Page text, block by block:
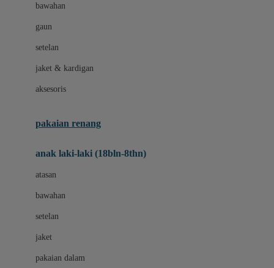
Brush Baby
Buggygear
Bumkins
bawahan
gaun
setelan
jaket & kardigan
aksesoris
pakaian renang
anak laki-laki (18bln-8thn)
atasan
bawahan
setelan
jaket
pakaian dalam